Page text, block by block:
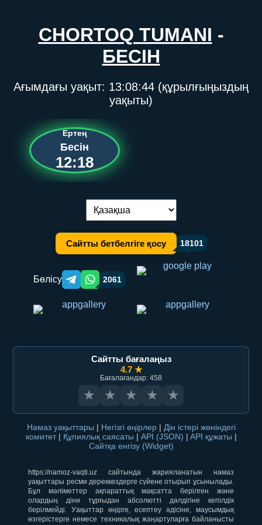
CHORTOQ TUMANI -
БЕСІН
Ағымдағы уақыт: 13:08:44 (құрылғыңыздың
уақыты)
Ертең
Бесін
12:18
Тілді ауыстыру:
Сайтты бетбелгіге қосу 18101
Бөлісу Telegram orqali ulashish
WhatsApp orqali ulashish
2061
Сайтты бағалаңыз
4.7 ★
Бағалағандар: 458
★ ★ ★ ★ ★
Намаз уақыттары | Негізгі өңірлер | Дін істері жөніндегі
комитет | Құпиялық саясаты | API (JSON) | API құжаты |
Сайтқа енгізу (Widget)
https://namoz-vaqti.uz сайтында жарияланатын намаз
уақыттары ресми дереккөздерге сүйене отырып ұсынылады.
Бұл мәліметтер ақпараттық мақсатта берілген және
олардың діни тұрғыдан абсолютті дәлдігіне кепілдік
берілмейді. Уақыттар өңірге, есептеу әдісіне, маусымдық
өзгерістерге немесе техникалық жаңартуларға байланысты